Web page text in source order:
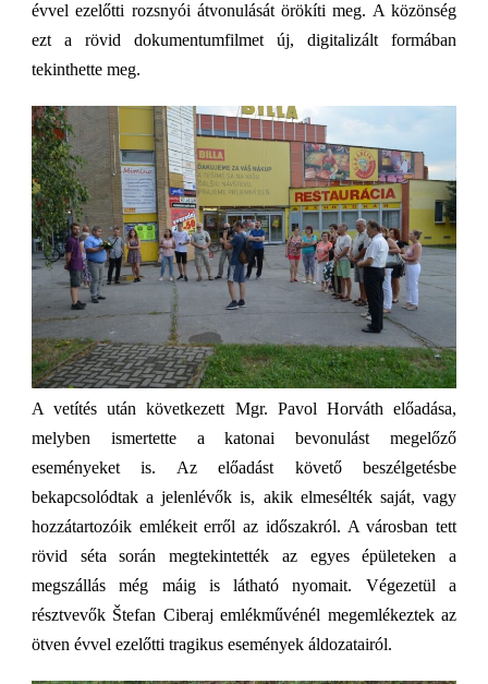
évvel ezelőtti rozsnyói átvonulását örökíti meg. A közönség
ezt a rövid dokumentumfilmet új, digitalizált formában
tekinthette meg.
A vetítés után következett Mgr. Pavol Horváth előadása,
melyben ismertette a katonai bevonulást megelőző
eseményeket is. Az előadást követő beszélgetésbe
bekapcsolódtak a jelenlévők is, akik elmesélték saját, vagy
hozzátartozóik emlékeit erről az időszakról. A városban tett
rövid séta során megtekintették az egyes épületeken a
megszállás még máig is látható nyomait. Végezetül a
résztvevők Štefan Ciberaj emlékművénél megemlékeztek az
ötven évvel ezelőtti tragikus események áldozatairól.